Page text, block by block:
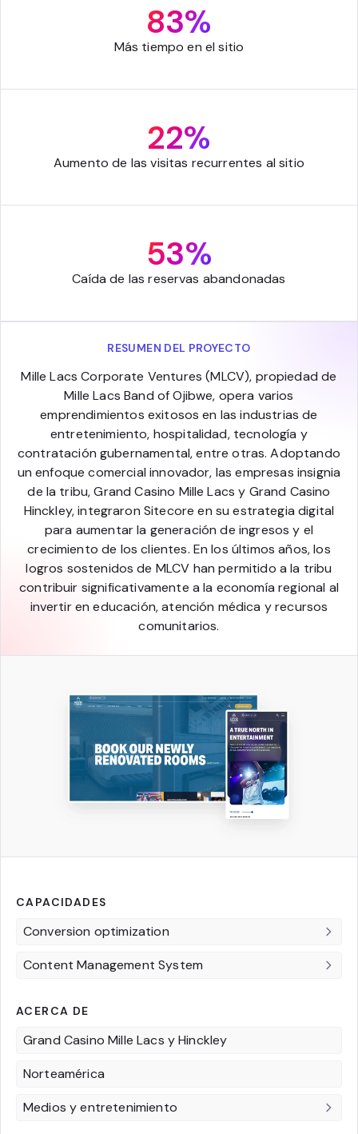
83%
Más tiempo en el sitio
22%
Aumento de las visitas recurrentes al sitio
53%
Caída de las reservas abandonadas
RESUMEN DEL PROYECTO
Mille Lacs Corporate Ventures (MLCV), propiedad de
Mille Lacs Band of Ojibwe, opera varios
emprendimientos exitosos en las industrias de
entretenimiento, hospitalidad, tecnología y
contratación gubernamental, entre otras. Adoptando
un enfoque comercial innovador, las empresas insignia
de la tribu, Grand Casino Mille Lacs y Grand Casino
Hinckley, integraron Sitecore en su estrategia digital
para aumentar la generación de ingresos y el
crecimiento de los clientes. En los últimos años, los
logros sostenidos de MLCV han permitido a la tribu
contribuir significativamente a la economía regional al
invertir en educación, atención médica y recursos
comunitarios.
CAPACIDADES
Conversion optimization
Content Management System
ACERCA DE
Grand Casino Mille Lacs y Hinckley
Norteamérica
Medios y entretenimiento